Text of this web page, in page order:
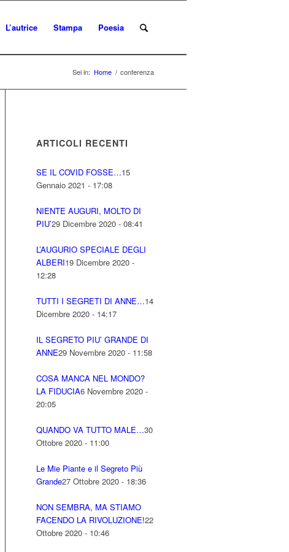
L’autrice Stampa Poesia
Sei in: Home / conferenza
ARTICOLI RECENTI
SE IL COVID FOSSE…15
Gennaio 2021 - 17:08
NIENTE AUGURI, MOLTO DI
PIU’29 Dicembre 2020 - 08:41
L’AUGURIO SPECIALE DEGLI
ALBERI19 Dicembre 2020 -
12:28
TUTTI I SEGRETI DI ANNE…14
Dicembre 2020 - 14:17
IL SEGRETO PIU’ GRANDE DI
ANNE29 Novembre 2020 - 11:58
COSA MANCA NEL MONDO?
LA FIDUCIA6 Novembre 2020 -
20:05
QUANDO VA TUTTO MALE…30
Ottobre 2020 - 11:00
Le Mie Piante e il Segreto Più
Grande27 Ottobre 2020 - 18:36
NON SEMBRA, MA STIAMO
FACENDO LA RIVOLUZIONE!22
Ottobre 2020 - 10:46